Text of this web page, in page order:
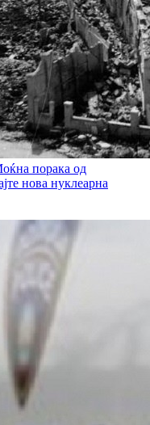
порака од
нова нуклеарна